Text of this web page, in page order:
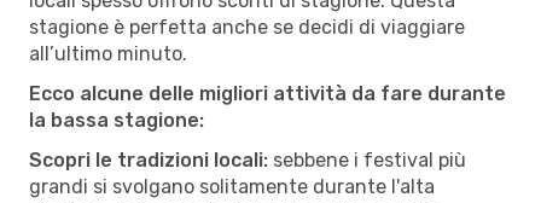
stagione è perfetta anche se decidi di viaggiare
all’ultimo minuto.
Ecco alcune delle migliori attività da fare durante
la bassa stagione:
Scopri le tradizioni locali: sebbene i festival più
grandi si svolgano solitamente durante l'alta